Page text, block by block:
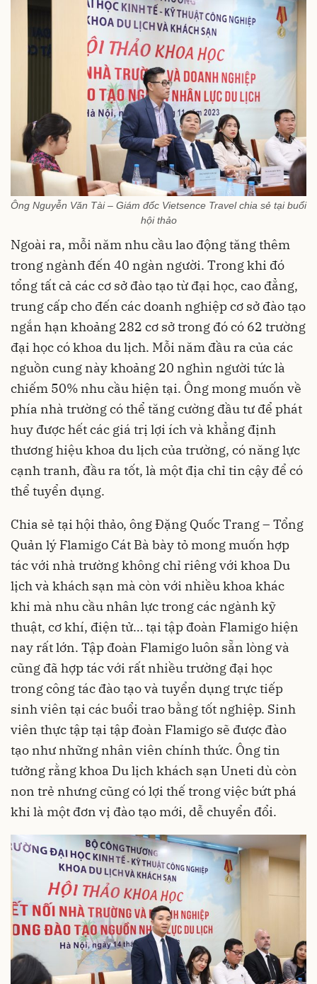
Ông Nguyễn Văn Tài – Giám đốc Vietsence Travel chia sẻ tại buổi
hội thảo
Ngoài ra, mỗi năm nhu cầu lao động tăng thêm
trong ngành đến 40 ngàn người. Trong khi đó
tổng tất cả các cơ sở đào tạo từ đại học, cao đẳng,
trung cấp cho đến các doanh nghiệp cơ sở đào tạo
ngắn hạn khoảng 282 cơ sở trong đó có 62 trường
đại học có khoa du lịch. Mỗi năm đầu ra của các
nguồn cung này khoảng 20 nghìn người tức là
chiếm 50% nhu cầu hiện tại. Ông mong muốn về
phía nhà trường có thể tăng cường đầu tư để phát
huy được hết các giá trị lợi ích và khẳng định
thương hiệu khoa du lịch của trường, có năng lực
cạnh tranh, đầu ra tốt, là một địa chỉ tin cậy để có
thể tuyển dụng.
Chia sẻ tại hội thảo, ông Đặng Quốc Trang – Tổng
Quản lý Flamigo Cát Bà bày tỏ mong muốn hợp
tác với nhà trường không chỉ riêng với khoa Du
lịch và khách sạn mà còn với nhiều khoa khác
khi mà nhu cầu nhân lực trong các ngành kỹ
thuật, cơ khí, điện tử… tại tập đoàn Flamigo hiện
nay rất lớn. Tập đoàn Flamigo luôn sẵn lòng và
cũng đã hợp tác với rất nhiều trường đại học
trong công tác đào tạo và tuyển dụng trực tiếp
sinh viên tại các buổi trao bằng tốt nghiệp. Sinh
viên thực tập tại tập đoàn Flamigo sẽ được đào
tạo như những nhân viên chính thức. Ông tin
tưởng rằng khoa Du lịch khách sạn Uneti dù còn
non trẻ nhưng cũng có lợi thế trong việc bứt phá
khi là một đơn vị đào tạo mới, dễ chuyển đổi.